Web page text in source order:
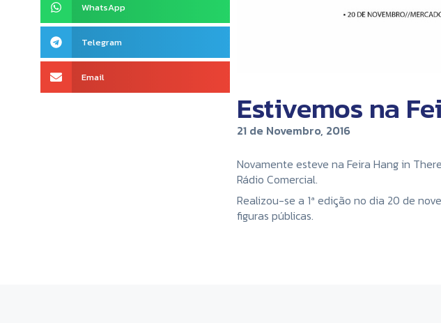
WhatsApp
Telegram
Email
Estivemos na
21 de Novembro, 2016
Novamente esteve na Feira Hang in
Rádio Comercial.
Realizou-se a 1ª edição no dia 20 de
figuras públicas.